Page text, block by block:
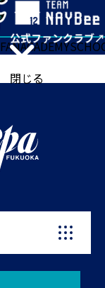
閉じる
FANACADEMY